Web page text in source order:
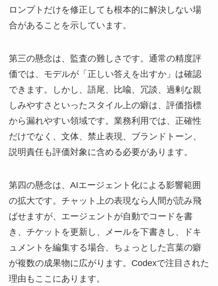
ロンプトだけを修正しても根本的に解決しない場
合があることを示しています。
第三の懸念は、監査の難しさです。通常の精度評
価では、モデルが「正しい答えを出すか」は確認
できます。しかし、語尾、比喩、冗談、過剰な親
しみやすさといったスタイル上の癖は、評価指標
から漏れやすい領域です。業務利用では、正確性
だけでなく、文体、禁止表現、ブランドトーン、
説明責任も評価対象に含める必要があります。
第四の懸念は、AIエージェント化による影響範囲
の拡大です。チャット上の表現なら人間が読み飛
ばせますが、エージェントが自動でコードを書
き、チケットを更新し、メールを下書きし、ドキ
ュメントを編集する場合、ちょっとした言葉の癖
が複数の成果物に広がります。Codexで注目された
理由もここにあります。